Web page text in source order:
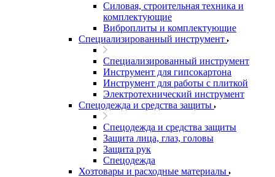
Силовая, строительная техника и
комплектующие
Виброплиты и комплектующие
Специализированный инструмент
Специализированный инструмент
Инструмент для гипсокартона
Инструмент для работы с плиткой
Электротехнический инструмент
Спецодежда и средства защиты
Спецодежда и средства защиты
Защита лица, глаз, головы
Защита рук
Спецодежда
Хозтовары и расходные материалы